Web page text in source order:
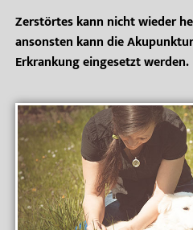
Zerstörtes kann nicht wieder
ansonsten kann die
Erkrankung eingesetzt werden.